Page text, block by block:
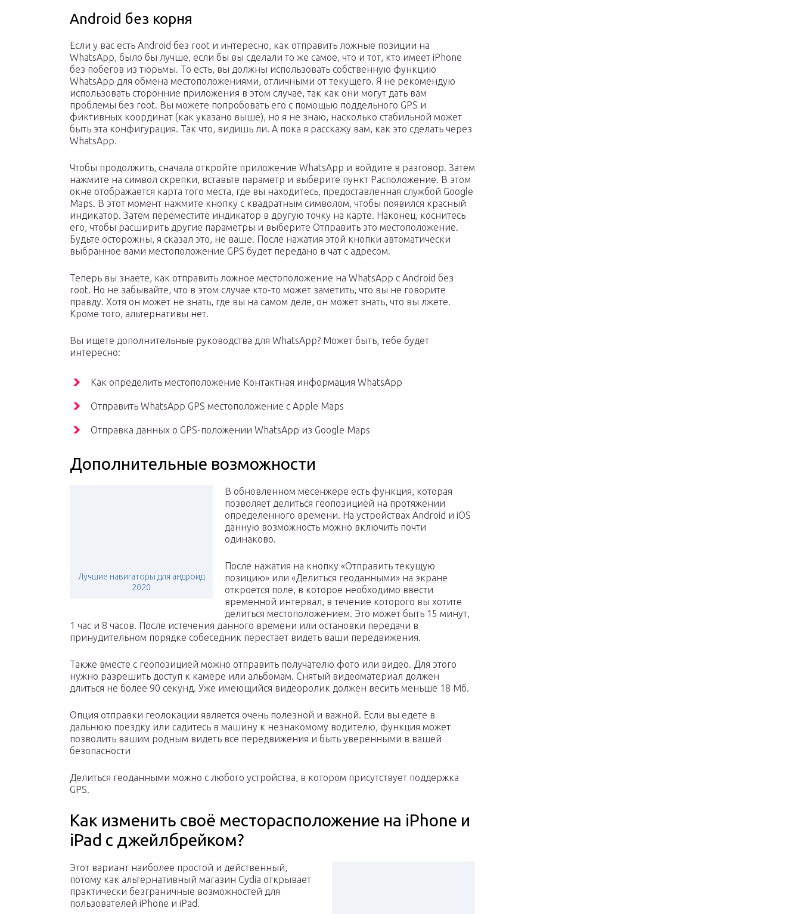
Android без корня
Если у вас есть Android без root и интересно, как отправить ложные позиции на
WhatsApp, было бы лучше, если бы вы сделали то же самое, что и тот, кто имеет iPhone
без побегов из тюрьмы. То есть, вы должны использовать собственную функцию
WhatsApp для обмена местоположениями, отличными от текущего. Я не рекомендую
использовать сторонние приложения в этом случае, так как они могут дать вам
проблемы без root. Вы можете попробовать его с помощью поддельного GPS и
фиктивных координат (как указано выше), но я не знаю, насколько стабильной может
быть эта конфигурация. Так что, видишь ли. А пока я расскажу вам, как это сделать через
WhatsApp.
Чтобы продолжить, сначала откройте приложение WhatsApp и войдите в разговор. Затем
нажмите на символ скрепки, вставьте параметр и выберите пункт Расположение. В этом
окне отображается карта того места, где вы находитесь, предоставленная службой Google
Maps. В этот момент нажмите кнопку с квадратным символом, чтобы появился красный
индикатор. Затем переместите индикатор в другую точку на карте. Наконец, коснитесь
его, чтобы расширить другие параметры и выберите Отправить это местоположение.
Будьте осторожны, я сказал это, не ваше. После нажатия этой кнопки автоматически
выбранное вами местоположение GPS будет передано в чат с адресом.
Теперь вы знаете, как отправить ложное местоположение на WhatsApp с Android без
root. Но не забывайте, что в этом случае кто-то может заметить, что вы не говорите
правду. Хотя он может не знать, где вы на самом деле, он может знать, что вы лжете.
Кроме того, альтернативы нет.
Вы ищете дополнительные руководства для WhatsApp? Может быть, тебе будет
интересно:
Как определить местоположение Контактная информация WhatsApp
Отправить WhatsApp GPS местоположение с Apple Maps
Отправка данных о GPS-положении WhatsApp из Google Maps
Дополнительные возможности
Лучшие навигаторы для андроид
2020
В обновленном месенжере есть функция, которая
позволяет делиться геопозицией на протяжении
определенного времени. На устройствах Android и iOS
данную возможность можно включить почти
одинаково.
После нажатия на кнопку «Отправить текущую
позицию» или «Делиться геоданными» на экране
откроется поле, в которое необходимо ввести
временной интервал, в течение которого вы хотите
делиться местоположением. Это может быть 15 минут,
1 час и 8 часов. После истечения данного времени или остановки передачи в
принудительном порядке собеседник перестает видеть ваши передвижения.
Также вместе с геопозицией можно отправить получателю фото или видео. Для этого
нужно разрешить доступ к камере или альбомам. Снятый видеоматериал должен
длиться не более 90 секунд. Уже имеющийся видеоролик должен весить меньше 18 Мб.
Опция отправки геолокации является очень полезной и важной. Если вы едете в
дальнюю поездку или садитесь в машину к незнакомому водителю, функция может
позволить вашим родным видеть все передвижения и быть уверенными в вашей
безопасности
Делиться геоданными можно с любого устройства, в котором присутствует поддержка
GPS.
Как изменить своё месторасположение на iPhone и
iPad с джейлбрейком?
Этот вариант наиболее простой и действенный,
потому как альтернативный магазин Cydia открывает
практически безграничные возможностей для
пользователей iPhone и iPad.